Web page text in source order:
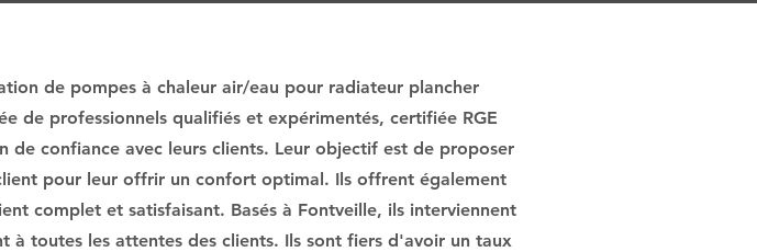
de pompes à chaleur air/eau pour radiateur plancher
de professionnels qualifiés et expérimentés, certifiée RGE
confiance avec leurs clients. Leur objectif est de proposer
pour leur offrir un confort optimal. Ils offrent également
complet et satisfaisant. Basés à Fontveille, ils interviennent
à toutes les attentes des clients. Ils sont fiers d'avoir un taux